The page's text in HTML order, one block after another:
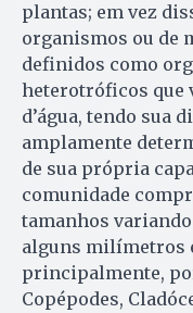
plantas; em vez
organismos ou de
definidos como
heterotróficos que
d’água, tendo sua
amplamente
de sua própria
comunidade
tamanhos
alguns milímetros
principalmente,
Copépodes,